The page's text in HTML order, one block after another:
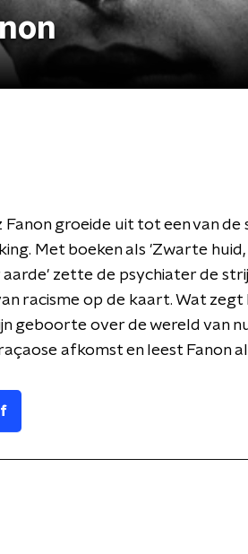
Fanon groeide uit tot een van
Met boeken als 'Zwarte
zette de psychiater de
racisme op de kaart. Wat zegt
geboorte over de wereld van
afkomst en leest Fanon